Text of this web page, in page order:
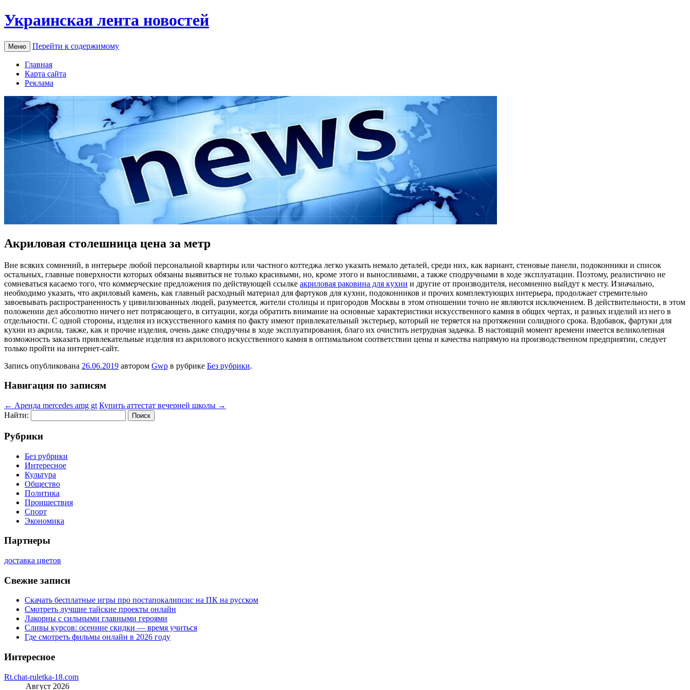
Украинская лента новостей
Меню Перейти к содержимому
Главная
Карта сайта
Реклама
Акриловая столешница цена за метр
Внe всякиx сомнений, в интерьере любой персональной квартиры или частного коттеджа легко указать немало деталей, среди них, как вариант, стеновые панели, подоконники и список
остальных, главные поверхности которых обязаны выявиться не только красивыми, но, кроме этого и выносливыми, а также сподручными в ходе эксплуатации. Поэтому, реалистично не
сомневаться касаемо того, что коммерческие предложения по действующей ссылке акриловая раковина для кухни и другие от производителя, несомненно выйдут к месту. Изначально,
необходимо указать, что акриловый камень, как главный расходный материал для фартуков для кухни, подоконников и прочих комплектующих интерьера, продолжает стремительно
завоевывать распространенность у цивилизованных людей, разумеется, жители столицы и пригородов Москвы в этом отношении точно не являются исключением. В действительности, в этом
положении дел абсолютно ничего нет потрясающего, в ситуации, когда обратить внимание на основные характеристики искусственного камня в общих чертах, и разных изделий из него в
отдельности. С одной стороны, изделия из искусственного камня по факту имеют привлекательный экстерьер, который не теряется на протяжении солидного срока. Вдобавок, фартуки для
кухни из акрила, также, как и прочие изделия, очень даже сподручны в ходе эксплуатирования, благо их очистить нетрудная задачка. В настоящий момент времени имеется великолепная
возможность заказать привлекательные изделия из акрилового искусственного камня в оптимальном соответствии цены и качества напрямую на производственном предприятии, следует
только пройти на интернет-сайт.
Запись опубликована 26.06.2019 автором Gwp в рубрике Без рубрики.
Навигация по записям
← Аренда mercedes amg gt Купить аттестат вечерней школы →
Найти:
Рубрики
Без рубрики
Интересное
Культура
Общество
Политика
Проишествия
Спорт
Экономика
Партнеры
доставка цветов
Свежие записи
Скачать бесплатные игры про постапокалипсис на ПК на русском
Смотреть лучшие тайские проекты онлайн
Лакорны с сильными главными героями
Сливы курсов: осенние скидки — время учиться
Где смотреть фильмы онлайн в 2026 году
Интересное
Rt.chat-ruletka-18.com
Август 2026